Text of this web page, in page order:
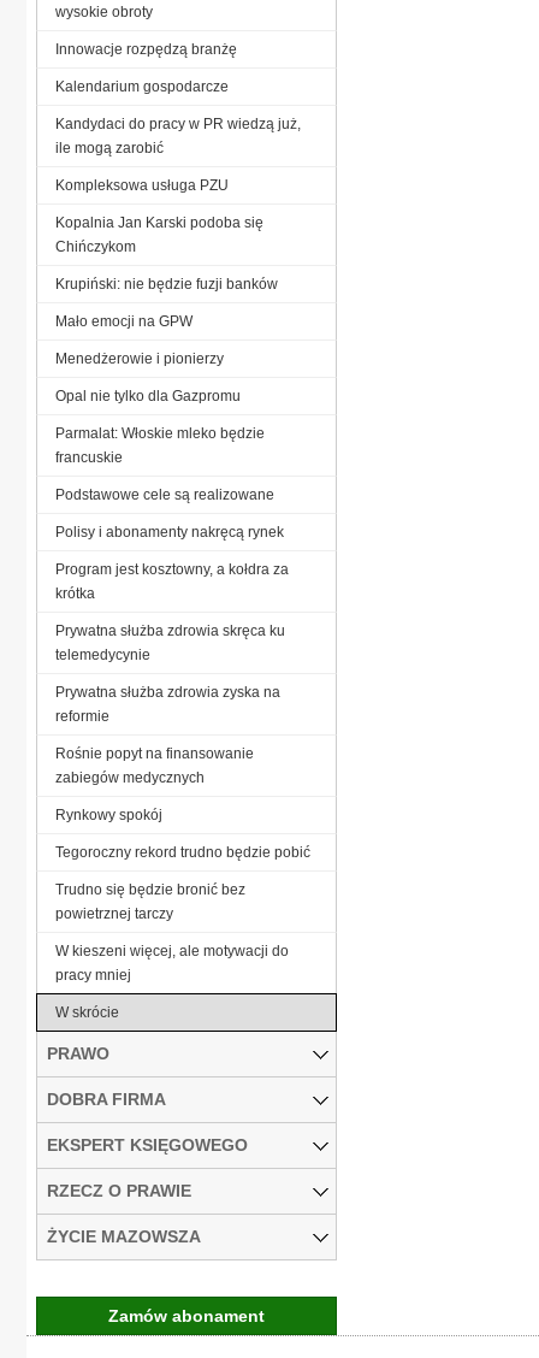
wysokie obroty
Innowacje rozpędzą branżę
Kalendarium gospodarcze
Kandydaci do pracy w PR wiedzą już,
ile mogą zarobić
Kompleksowa usługa PZU
Kopalnia Jan Karski podoba się
Chińczykom
Krupiński: nie będzie fuzji banków
Mało emocji na GPW
Menedżerowie i pionierzy
Opal nie tylko dla Gazpromu
Parmalat: Włoskie mleko będzie
francuskie
Podstawowe cele są realizowane
Polisy i abonamenty nakręcą rynek
Program jest kosztowny, a kołdra za
krótka
Prywatna służba zdrowia skręca ku
telemedycynie
Prywatna służba zdrowia zyska na
reformie
Rośnie popyt na finansowanie
zabiegów medycznych
Rynkowy spokój
Tegoroczny rekord trudno będzie pobić
Trudno się będzie bronić bez
powietrznej tarczy
W kieszeni więcej, ale motywacji do
pracy mniej
W skrócie
PRAWO
DOBRA FIRMA
EKSPERT KSIĘGOWEGO
RZECZ O PRAWIE
ŻYCIE MAZOWSZA
Zamów abonament